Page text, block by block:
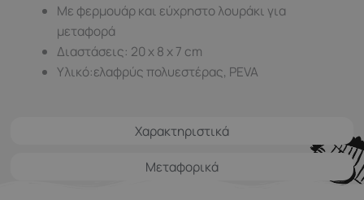
Χαρακτηριστικά
Μεταφορικά
Με φερμουάρ και εύχρηστο λουράκι για
μεταφορά
Διαστάσεις: 20 x 8 x 7 cm
Υλικό:ελαφρύς πολυεστέρας, PEVA